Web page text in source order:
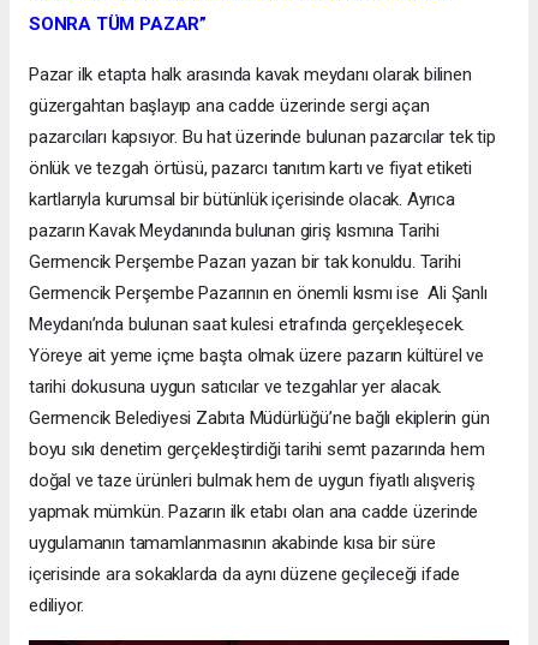
SONRA TÜM PAZAR”
Pazar ilk etapta halk arasında kavak meydanı olarak bilinen
güzergahtan başlayıp ana cadde üzerinde sergi açan
pazarcıları kapsıyor. Bu hat üzerinde bulunan pazarcılar tek tip
önlük ve tezgah örtüsü, pazarcı tanıtım kartı ve fiyat etiketi
kartlarıyla kurumsal bir bütünlük içerisinde olacak. Ayrıca
pazarın Kavak Meydanında bulunan giriş kısmına Tarihi
Germencik Perşembe Pazarı yazan bir tak konuldu. Tarihi
Germencik Perşembe Pazarının en önemli kısmı ise Ali Şanlı
Meydanı’nda bulunan saat kulesi etrafında gerçekleşecek.
Yöreye ait yeme içme başta olmak üzere pazarın kültürel ve
tarihi dokusuna uygun satıcılar ve tezgahlar yer alacak.
Germencik Belediyesi Zabıta Müdürlüğü’ne bağlı ekiplerin gün
boyu sıkı denetim gerçekleştirdiği tarihi semt pazarında hem
doğal ve taze ürünleri bulmak hem de uygun fiyatlı alışveriş
yapmak mümkün. Pazarın ilk etabı olan ana cadde üzerinde
uygulamanın tamamlanmasının akabinde kısa bir süre
içerisinde ara sokaklarda da aynı düzene geçileceği ifade
ediliyor.